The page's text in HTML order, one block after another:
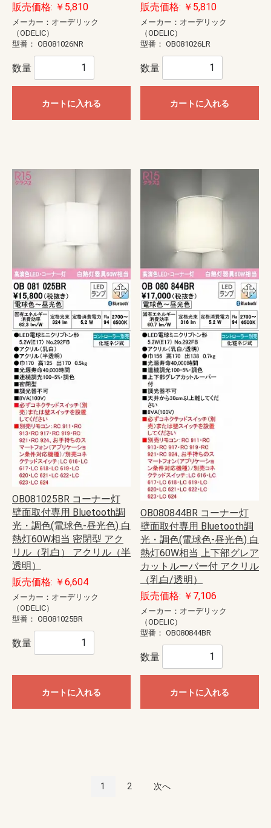
販売価格: ￥5,810
メーカー：オーデリック
（ODELIC）
型番： OB081026NR
数量
カートに入れる
販売価格: ￥5,810
メーカー：オーデリック
（ODELIC）
型番： OB081026LR
数量
カートに入れる
OB081025BR コーナー灯
壁面取付専用 Bluetooth調
光・調色(電球色-昼光色) 白
熱灯60W相当 密閉型 アク
リル（乳白） アクリル（半
透明）
販売価格: ￥6,604
メーカー：オーデリック
（ODELIC）
型番： OB081025BR
数量
カートに入れる
OB080844BR コーナー灯
壁面取付専用 Bluetooth調
光・調色(電球色-昼光色) 白
熱灯60W相当 上下部グレア
カットルーバー付 アクリル
（乳白/透明）
販売価格: ￥7,106
メーカー：オーデリック
（ODELIC）
型番： OB080844BR
数量
カートに入れる
1 2 次へ